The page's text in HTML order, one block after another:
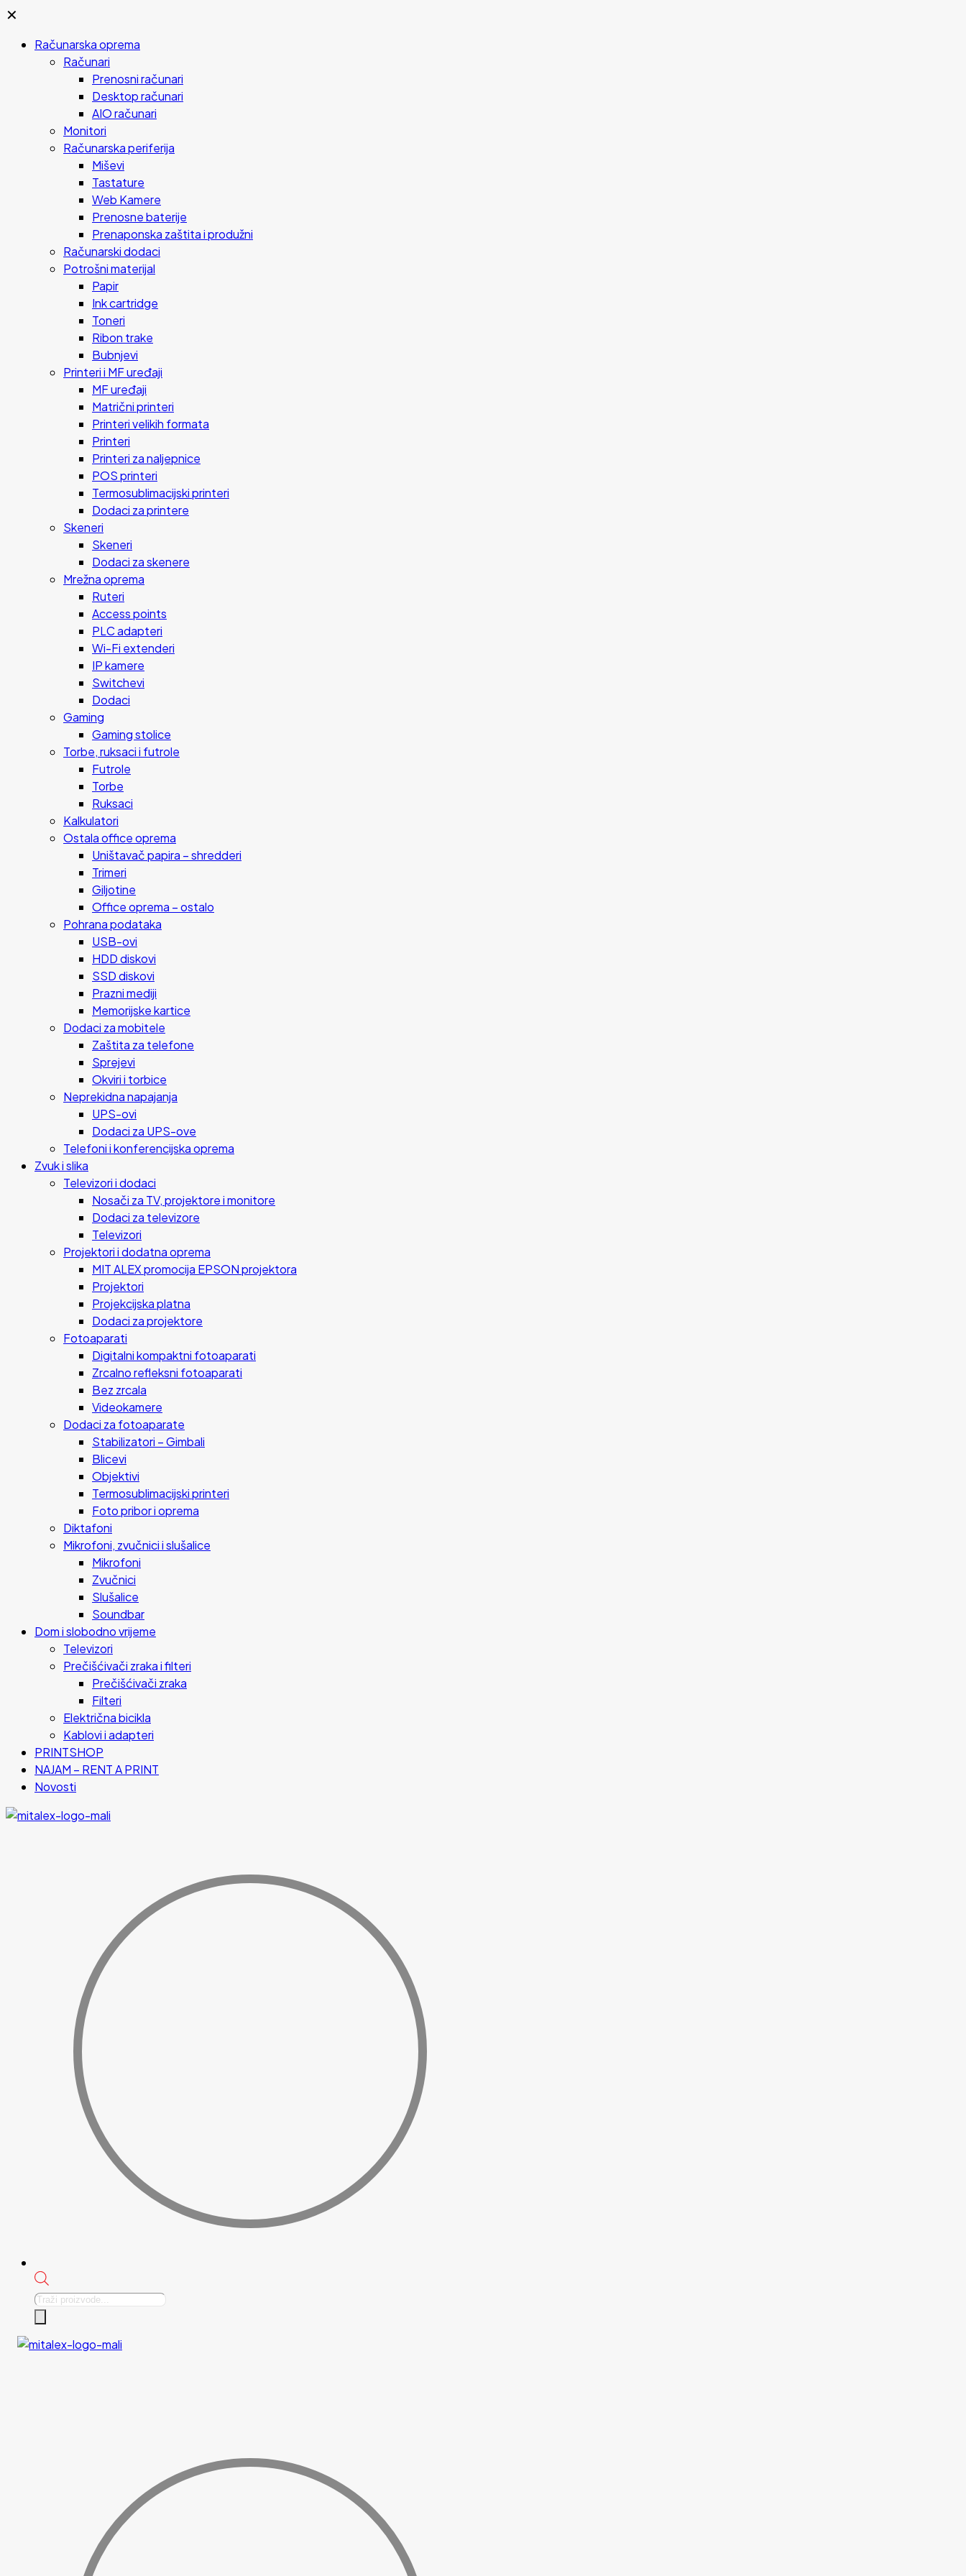
✕
Računarska oprema
Računari
Prenosni računari
Desktop računari
AIO računari
Monitori
Računarska periferija
Miševi
Tastature
Web Kamere
Prenosne baterije
Prenaponska zaštita i produžni
Računarski dodaci
Potrošni materijal
Papir
Ink cartridge
Toneri
Ribon trake
Bubnjevi
Printeri i MF uređaji
MF uređaji
Matrični printeri
Printeri velikih formata
Printeri
Printeri za naljepnice
POS printeri
Termosublimacijski printeri
Dodaci za printere
Skeneri
Skeneri
Dodaci za skenere
Mrežna oprema
Ruteri
Access points
PLC adapteri
Wi-Fi extenderi
IP kamere
Switchevi
Dodaci
Gaming
Gaming stolice
Torbe, ruksaci i futrole
Futrole
Torbe
Ruksaci
Kalkulatori
Ostala office oprema
Uništavač papira – shredderi
Trimeri
Giljotine
Office oprema – ostalo
Pohrana podataka
USB-ovi
HDD diskovi
SSD diskovi
Prazni mediji
Memorijske kartice
Dodaci za mobitele
Zaštita za telefone
Sprejevi
Okviri i torbice
Neprekidna napajanja
UPS-ovi
Dodaci za UPS-ove
Telefoni i konferencijska oprema
Zvuk i slika
Televizori i dodaci
Nosači za TV, projektore i monitore
Dodaci za televizore
Televizori
Projektori i dodatna oprema
MIT ALEX promocija EPSON projektora
Projektori
Projekcijska platna
Dodaci za projektore
Fotoaparati
Digitalni kompaktni fotoaparati
Zrcalno refleksni fotoaparati
Bez zrcala
Videokamere
Dodaci za fotoaparate
Stabilizatori – Gimbali
Blicevi
Objektivi
Termosublimacijski printeri
Foto pribor i oprema
Diktafoni
Mikrofoni, zvučnici i slušalice
Mikrofoni
Zvučnici
Slušalice
Soundbar
Dom i slobodno vrijeme
Televizori
Prečišćivači zraka i filteri
Prečišćivači zraka
Filteri
Električna bicikla
Kablovi i adapteri
PRINTSHOP
NAJAM – RENT A PRINT
Novosti
Products
search